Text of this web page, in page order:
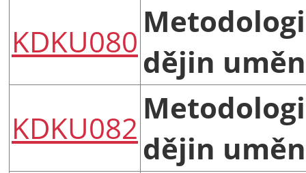
KDKU080
dějin
KDKU082
dějin